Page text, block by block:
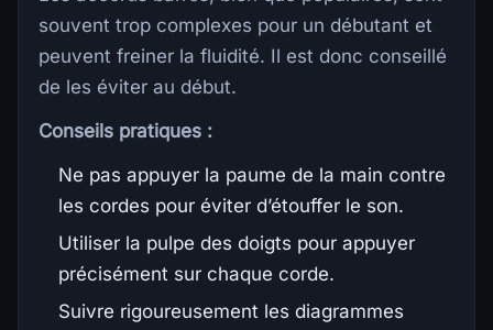
souvent trop complexes pour un débutant et
peuvent freiner la fluidité. Il est donc conseillé
de les éviter au début.
Conseils pratiques :
Ne pas appuyer la paume de la main contre
les cordes pour éviter d’étouffer le son.
Utiliser la pulpe des doigts pour appuyer
précisément sur chaque corde.
Suivre rigoureusement les diagrammes